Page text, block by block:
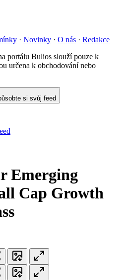
· Novinky · O nás · Redakce
portálu Bulios slouží pouze k
určena k obchodování nebo
si svůj feed
Emerging
Cap Growth